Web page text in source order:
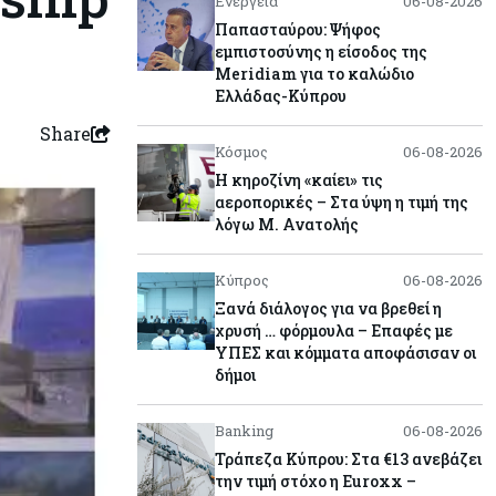
Share
Παπασταύρου: Ψήφος
εμπιστοσύνης η είσοδος της
Meridiam για το καλώδιο
Ελλάδας-Κύπρου
Κόσμος 06-08-2026
Η κηροζίνη «καίει» τις
αεροπορικές – Στα ύψη η τιμή της
λόγω Μ. Ανατολής
Κύπρος 06-08-2026
Ξανά διάλογος για να βρεθεί η
χρυσή … φόρμουλα – Επαφές με
ΥΠΕΣ και κόμματα αποφάσισαν οι
δήμοι
Banking 06-08-2026
Τράπεζα Κύπρου: Στα €13 ανεβάζει
την τιμή στόχο η Euroxx –